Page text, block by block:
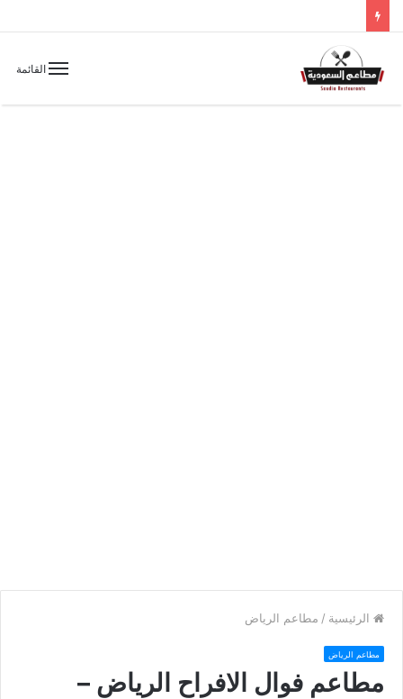
القائمة
الرئيسية / مطاعم الرياض
مطاعم الرياض
مطاعم فوال الافراح الرياض –